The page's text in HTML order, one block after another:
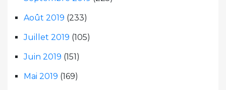
Août 2019 (233)
Juillet 2019 (105)
Juin 2019 (151)
Mai 2019 (169)